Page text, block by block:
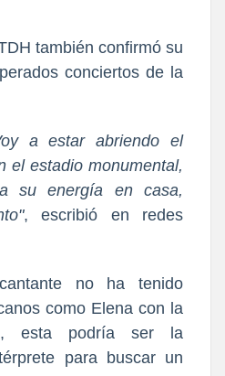
también confirmó su
conciertos de la
a estar abriendo el
el estadio monumental,
su energía en casa,
, escribió en redes
no ha tenido
como Elena con la
esta podría ser la
para buscar un